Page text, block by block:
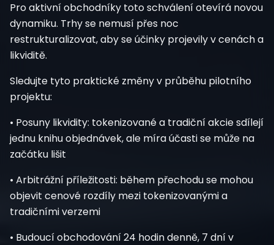
Pro aktivní obchodníky toto schválení otevírá novou
dynamiku. Trhy se nemusí přes noc
restrukturalizovat, aby se účinky projevily v cenách a
likviditě.
Sledujte tyto praktické změny v průběhu pilotního
projektu:
• Posuny likvidity: tokenizované a tradiční akcie sdílejí
jednu knihu objednávek, ale míra účasti se může na
začátku lišit
• Arbitrážní příležitosti: během přechodu se mohou
objevit cenové rozdíly mezi tokenizovanými a
tradičními verzemi
• Budoucí obchodování 24 hodin denně, 7 dní v